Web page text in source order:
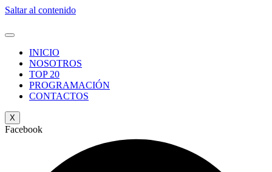
Saltar al contenido
INICIO
NOSOTROS
TOP 20
PROGRAMACIÓN
CONTACTOS
X
Facebook